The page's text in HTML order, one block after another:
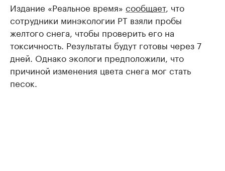
Издание «Реальное время» сообщает, что
сотрудники минэкологии РТ взяли пробы
желтого снега, чтобы проверить его на
токсичность. Результаты будут готовы через 7
дней. Однако экологи предположили, что
причиной изменения цвета снега мог стать
песок.